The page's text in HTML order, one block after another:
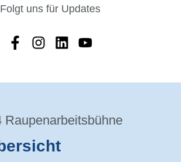
Folgt uns für Updates
Raupenarbeitsbühne